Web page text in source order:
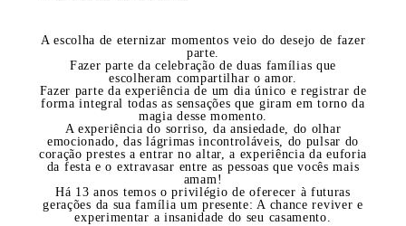
A escolha de eternizar momentos veio do desejo de fazer
parte.
Fazer parte da celebração de duas famílias que
escolheram compartilhar o amor.
Fazer parte da experiência de um dia único e registrar de
forma integral todas as sensações que giram em torno da
magia desse momento.
A experiência do sorriso, da ansiedade, do olhar
emocionado, das lágrimas incontroláveis, do pulsar do
coração prestes a entrar no altar, a experiência da euforia
da festa e o extravasar entre as pessoas que vocês mais
amam!
Há 13 anos temos o privilégio de oferecer à futuras
gerações da sua família um presente: A chance reviver e
experimentar a insanidade do seu casamento.